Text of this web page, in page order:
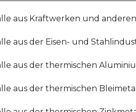
aus Kraftwerken und
aus der Eisen- und
aus der thermischen
aus der thermischen